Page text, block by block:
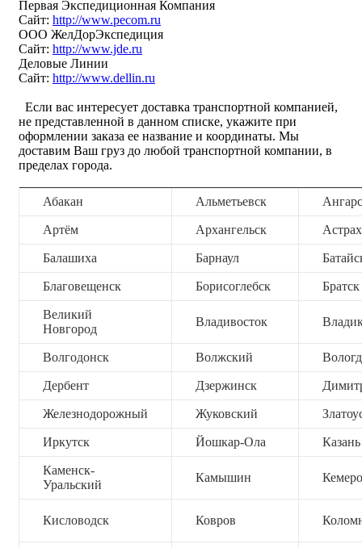
Первая Экспедиционная Компания
Сайт: http://www.pecom.ru
ООО ЖелДорЭкспедиция
Сайт: http://www.jde.ru
Деловые Линии
Сайт: http://www.dellin.ru
Если вас интересует доставка транспортной компанией,
не представленной в данном списке, укажите при
оформлении заказа ее название и координаты. Мы
доставим Ваш груз до любой транспортной компании, в
пределах города.
Абакан Альметьевск
Артём Архангельск
Балашиха Барнаул
Благовещенск Борисоглебск Братск
Великий
Новгород
Владивосток
Волгодонск Волжский
Дербент Дзержинск
Железнодорожный Жуковский
Иркутск Йошкар-Ола Казань
Каменск-
Уральский
Камышин
Кисловодск Ковров